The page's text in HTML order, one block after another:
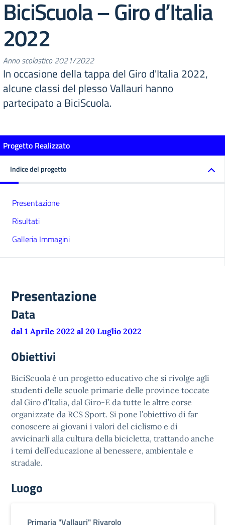
BiciScuola – Giro d’Italia
2022
Anno scolastico 2021/2022
In occasione della tappa del Giro d'Italia 2022,
alcune classi del plesso Vallauri hanno
partecipato a BiciScuola.
Progetto Realizzato
Indice del progetto
Presentazione
Risultati
Galleria Immagini
Presentazione
Data
dal 1 Aprile 2022 al 20 Luglio 2022
Obiettivi
BiciScuola è un progetto educativo che si rivolge agli
studenti delle scuole primarie delle province toccate
dal Giro d’Italia, dal Giro-E da tutte le altre corse
organizzate da RCS Sport. Si pone l’obiettivo di far
conoscere ai giovani i valori del ciclismo e di
avvicinarli alla cultura della bicicletta, trattando anche
i temi dell’educazione al benessere, ambientale e
stradale.
Luogo
Primaria "Vallauri" Rivarolo